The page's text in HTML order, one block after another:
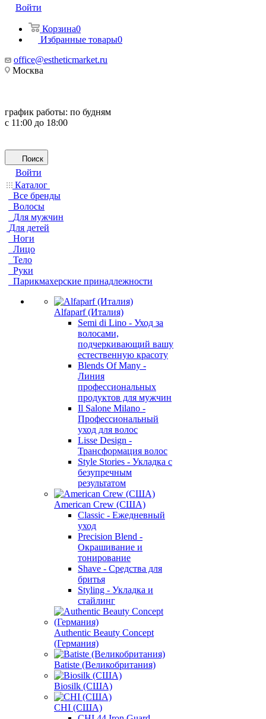
Войти
Корзина0
Избранные товары0
office@estheticmarket.ru
Москва
график работы: по будням
с 11:00 до 18:00
Поиск
Войти
Каталог
Все бренды
Волосы
Для мужчин
Для детей
Ноги
Лицо
Тело
Руки
Парикмахерские принадлежности
Alfaparf (Италия)
Semi di Lino - Уход за
волосами,
подчеркивающий вашу
естественную красоту
Blends Of Many -
Линия
профессиональных
продуктов для мужчин
Il Salone Milano -
Профессиональный
уход для волос
Lisse Design -
Трансформация волос
Style Stories - Укладка с
безупречным
результатом
American Crew (США)
Classic - Ежедневный
уход
Precision Blend -
Окрашивание и
тонирование
Shave - Средства для
бритья
Styling - Укладка и
стайлинг
Authentic Beauty Concept
(Германия)
Batiste (Великобритания)
Biosilk (США)
CHI (США)